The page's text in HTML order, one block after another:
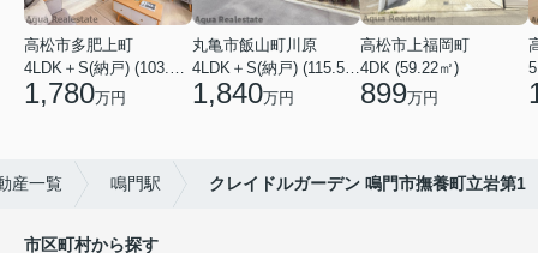
高松市多肥上町
4LDK＋S(納戸) (103.51㎡)
1,780万円
丸亀市飯山町川原
4LDK＋S(納戸) (115.52㎡)
1,840万円
高松市上福岡町
4DK (59.22㎡)
899万円
産一覧 鳴門駅 クレイドルガーデン 鳴門市撫養町立岩第1
市区町村から探す